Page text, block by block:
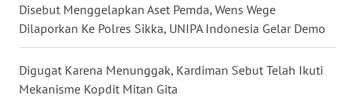
Disebut Menggelapkan Aset Pemda, Wens Wege
Dilaporkan Ke Polres Sikka, UNIPA Indonesia Gelar Demo
Digugat Karena Menunggak, Kardiman Sebut Telah Ikuti
Mekanisme Kopdit Mitan Gita
GORONTALO
WN
SULUT